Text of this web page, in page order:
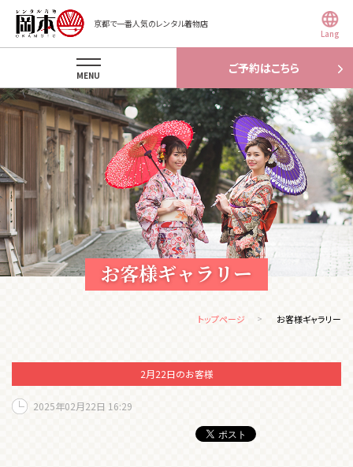
京都で一番人気のレンタル着物店
Lang
ご予約はこちら
MENU
お客様ギャラリー
トップページ お客様ギャラリー
2月22日のお客様
2025年02月22日 16:29